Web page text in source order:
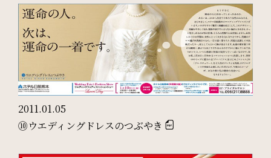
Gallery
フォトギャラリー
One Harmony
会員プログラム「One Harmony」
2011.01.05
⑩ウエディングドレスのつぶやき